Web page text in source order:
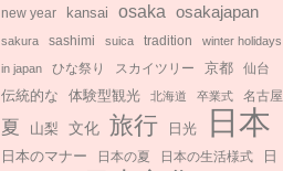
new year kansai osaka osakajapan
sakura sashimi suica tradition winter holidays
in japan ひな祭り スカイツリー 京都 仙台
伝統的な 体験型観光 北海道 卒業式 名古屋
夏 山梨 文化 旅行 日光 日本
日本のマナー 日本の夏 日本の生活様式 日